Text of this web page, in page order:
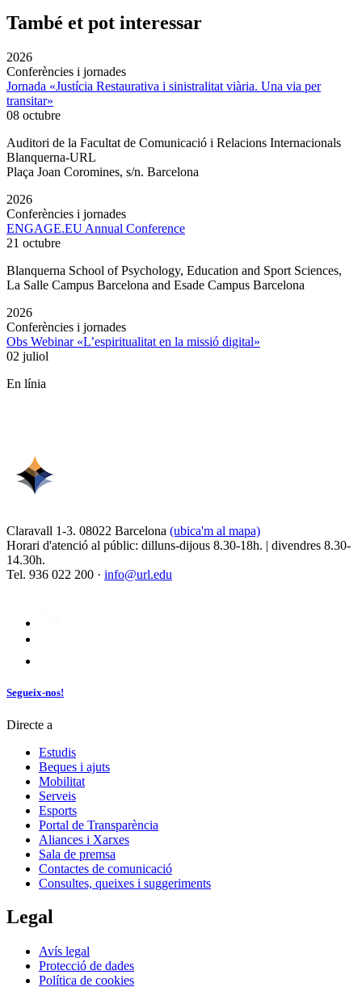
També et pot interessar
2026
Conferències i jornades
Jornada «Justícia Restaurativa i sinistralitat viària. Una via per
transitar»
08 octubre
Auditori de la Facultat de Comunicació i Relacions Internacionals
Blanquerna-URL
Plaça Joan Coromines, s/n. Barcelona
2026
Conferències i jornades
ENGAGE.EU Annual Conference
21 octubre
Blanquerna School of Psychology, Education and Sport Sciences,
La Salle Campus Barcelona and Esade Campus Barcelona
2026
Conferències i jornades
Obs Webinar «L’espiritualitat en la missió digital»
02 juliol
En línia
Claravall 1-3. 08022 Barcelona (ubica'm al mapa)
Horari d'atenció al públic: dilluns-dijous 8.30-18h. | divendres 8.30-
14.30h.
Tel. 936 022 200 · info@url.edu
Segueix-nos!
Directe a
Estudis
Beques i ajuts
Mobilitat
Serveis
Esports
Portal de Transparència
Aliances i Xarxes
Sala de premsa
Contactes de comunicació
Consultes, queixes i suggeriments
Legal
Avís legal
Protecció de dades
Política de cookies